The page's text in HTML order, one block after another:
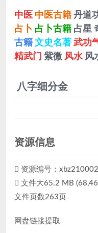
中医 中医古籍丹道
占卜 占卜古籍 占星
古籍文史名著武功
精武门 紫微 风水 风
八字细分金
资源信息
资源编号：xbz210002
文件大65.2 MB
文件页数263页
网盘链接提取